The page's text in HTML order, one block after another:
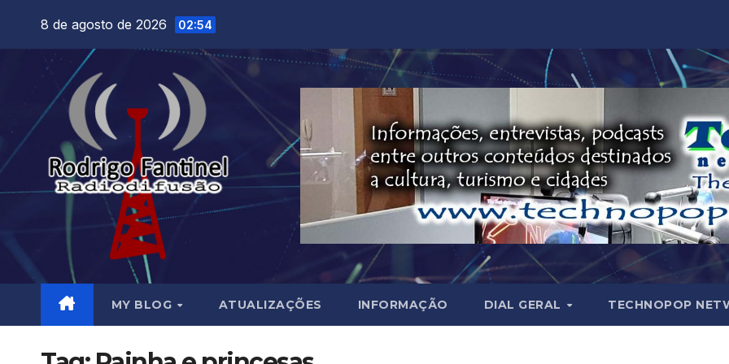
8 de agosto de 2026 02:54
MY BLOG ATUALIZAÇÕES INFORMAÇÃO DIAL GERAL TECHNOPOP